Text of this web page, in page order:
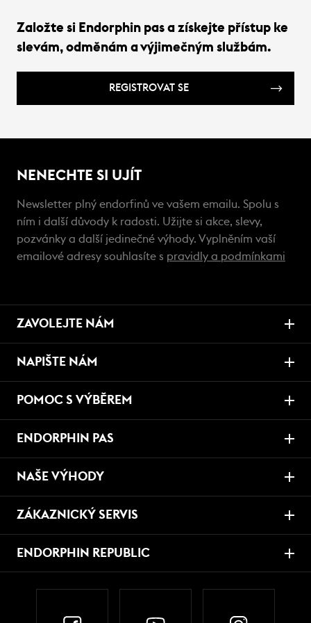
Založte si Endorphin pas a získejte přístup ke
slevám, odměnám a výjimečným službám.
REGISTROVAT SE
NENECHTE SI UJÍT
Newsletter plný endorfinů ve vašem emailu. Spolu s
ním i další důvody k radosti. Užijte si akce, slevy,
pozvánky a další jedinečné výhody. Vyplněním vaší
emailové adresy souhlasíte s pravidly a podmínkami
ZAVOLEJTE NÁM
NAPIŠTE NÁM
POMOC S VÝBĚREM
ENDORPHIN PAS
NAŠE VÝHODY
ZÁKAZNICKÝ SERVIS
ENDORPHIN REPUBLIC